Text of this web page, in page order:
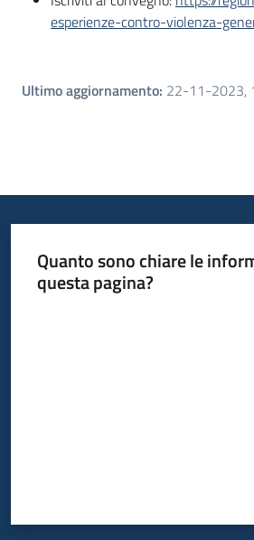
esperienze-contro-violenza-
Ultimo aggiornamento: 22-11-2023,
Quanto sono chiare le
questa pagina?